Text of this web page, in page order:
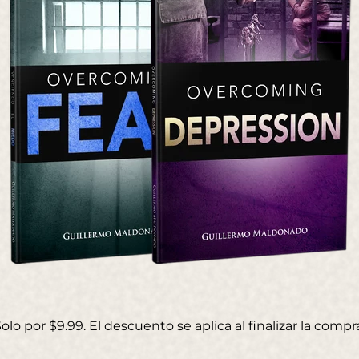
por $9.99. El descuento se aplica al finalizar la